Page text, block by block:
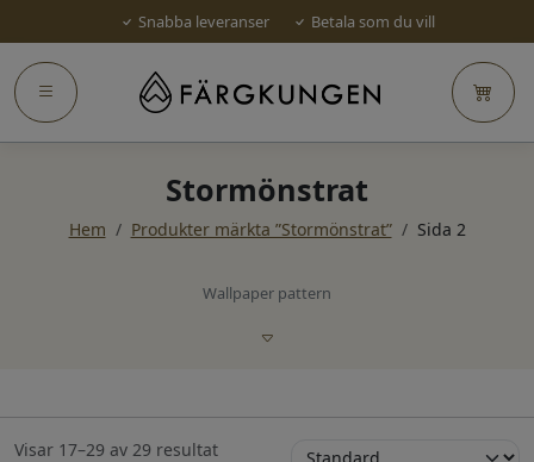
Snabba leveranser Betala som du vill
Stormönstrat
Hem / Produkter märkta ”Stormönstrat” / Sida 2
Wallpaper pattern
Visar 17–29 av 29 resultat